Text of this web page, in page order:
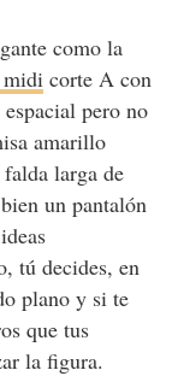
como la
corte A con
pero no
amarillo
larga de
un pantalón
tú decides, en
plano y si te
que tus
la figura.